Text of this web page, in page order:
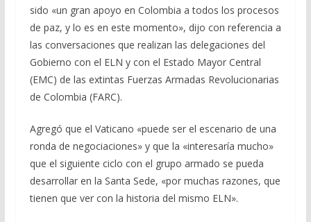
sido «un gran apoyo en Colombia a todos los procesos
de paz, y lo es en este momento», dijo con referencia a
las conversaciones que realizan las delegaciones del
Gobierno con el ELN y con el Estado Mayor Central
(EMC) de las extintas Fuerzas Armadas Revolucionarias
de Colombia (FARC).
Agregó que el Vaticano «puede ser el escenario de una
ronda de negociaciones» y que la «interesaría mucho»
que el siguiente ciclo con el grupo armado se pueda
desarrollar en la Santa Sede, «por muchas razones, que
tienen que ver con la historia del mismo ELN».